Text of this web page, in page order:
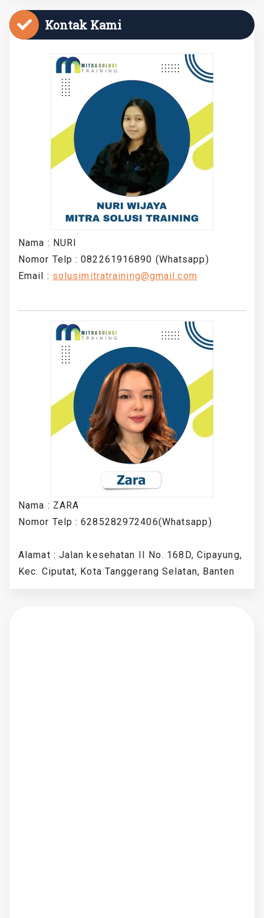
Kontak Kami
Nama : NURI
Nomor Telp : 082261916890 (Whatsapp)
Email : solusimitratraining@gmail.com
Nama : ZARA
Nomor Telp : 6285282972406(Whatsapp)
Alamat : Jalan kesehatan II No. 168D, Cipayung,
Kec. Ciputat, Kota Tanggerang Selatan, Banten